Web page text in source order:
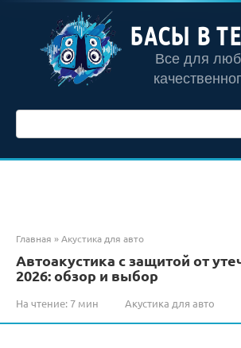
контенту
БАСЫ В
Все для
Главная »Акустика для авто
Автоакустика с защитой от
2026: обзор и выбор
На чтение: 7 мин Акустика для авто